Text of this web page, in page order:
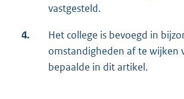
vastgesteld.
4.
Het college is bevoegd in
omstandigheden af te wijken
bepaalde in dit artikel.